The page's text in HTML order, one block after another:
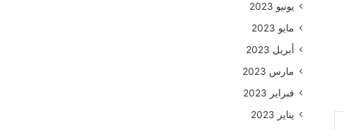
يونيو 2023
مايو 2023
أبريل 2023
مارس 2023
فبراير 2023
يناير 2023